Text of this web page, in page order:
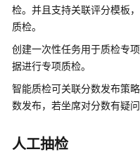
检。并且支持关联评分模板
质检。
创建一次性任务用于质检专
据进行专项质检。
智能质检可关联分数发布策
数发布，若坐席对分数有疑
人工抽检